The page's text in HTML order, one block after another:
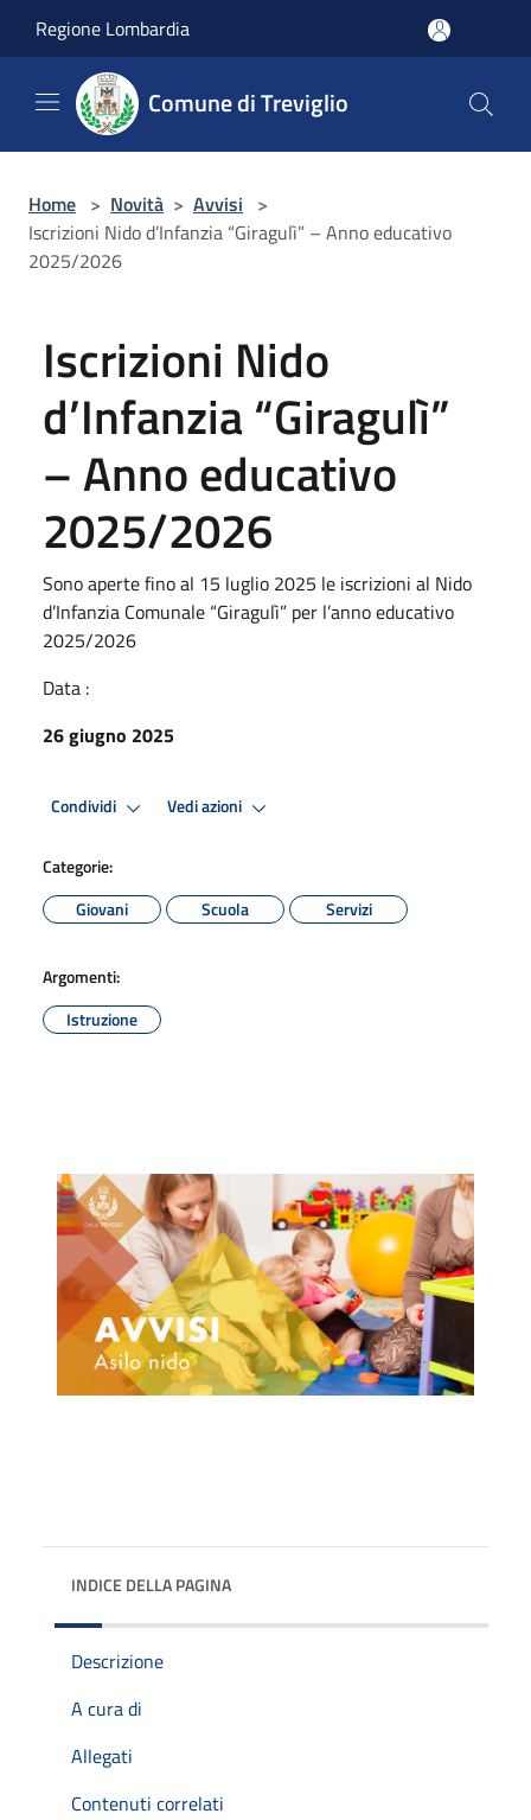
Regione Lombardia
Comune di Treviglio
Home > Novità > Avvisi >
Iscrizioni Nido d’Infanzia “Giragulì” – Anno educativo
2025/2026
Iscrizioni Nido
d’Infanzia “Giragulì”
– Anno educativo
2025/2026
Sono aperte fino al 15 luglio 2025 le iscrizioni al Nido
d’Infanzia Comunale “Giragulì” per l’anno educativo
2025/2026
Data :
26 giugno 2025
Condividi Vedi azioni
Categorie:
Giovani
Scuola Servizi
Argomenti:
Istruzione
INDICE DELLA PAGINA
Descrizione
A cura di
Allegati
Contenuti correlati